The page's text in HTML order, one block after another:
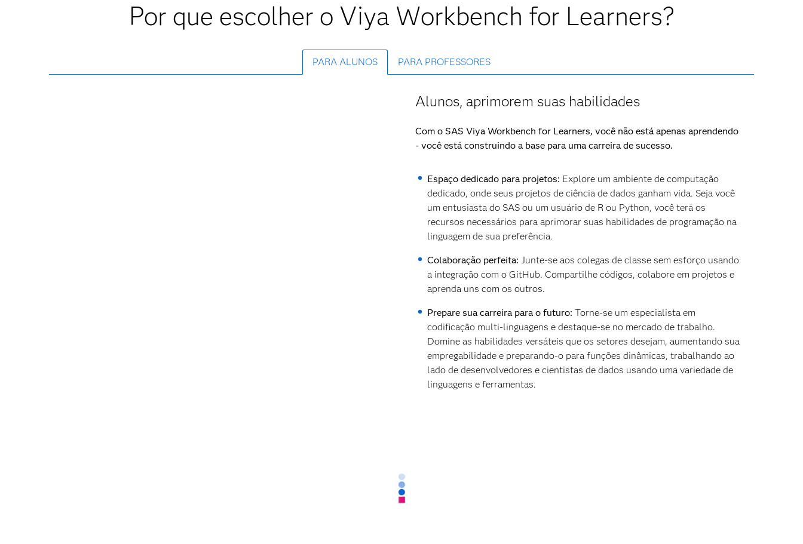
Por que escolher o Viya Workbench for Learners?
PARA ALUNOS PARA PROFESSORES
Alunos, aprimorem suas habilidades
Com o SAS Viya Workbench for Learners, você não está apenas aprendendo
- você está construindo a base para uma carreira de sucesso.
Espaço dedicado para projetos: Explore um ambiente de computação
dedicado, onde seus projetos de ciência de dados ganham vida. Seja você
um entusiasta do SAS ou um usuário de R ou Python, você terá os
recursos necessários para aprimorar suas habilidades de programação na
linguagem de sua preferência.
Colaboração perfeita: Junte-se aos colegas de classe sem esforço usando
a integração com o GitHub. Compartilhe códigos, colabore em projetos e
aprenda uns com os outros.
Prepare sua carreira para o futuro: Torne-se um especialista em
codificação multi-linguagens e destaque-se no mercado de trabalho.
Domine as habilidades versáteis que os setores desejam, aumentando sua
empregabilidade e preparando-o para funções dinâmicas, trabalhando ao
lado de desenvolvedores e cientistas de dados usando uma variedade de
linguagens e ferramentas.